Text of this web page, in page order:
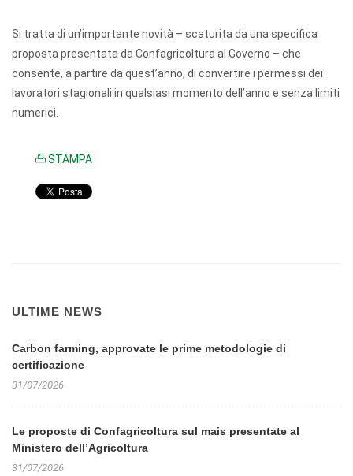
Si tratta di un’importante novità – scaturita da una specifica
proposta presentata da Confagricoltura al Governo – che
consente, a partire da quest’anno, di convertire i permessi dei
lavoratori stagionali in qualsiasi momento dell’anno e senza limiti
numerici.
STAMPA
ULTIME NEWS
Carbon farming, approvate le prime metodologie di
certificazione
31/07/2026
Le proposte di Confagricoltura sul mais presentate al
Ministero dell’Agricoltura
31/07/2026